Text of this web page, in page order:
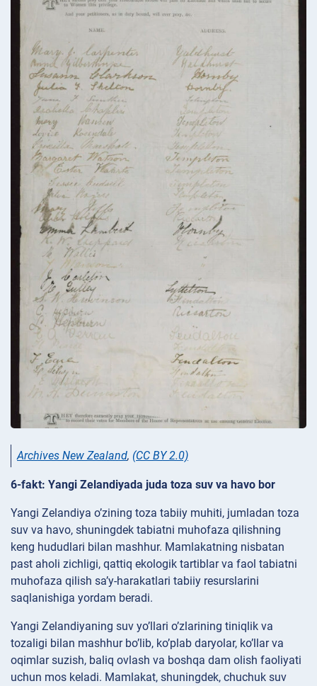
Archives New Zealand, (CC BY 2.0)
6-fakt: Yangi Zelandiyada juda toza suv va havo bor
Yangi Zelandiya o’zining toza tabiiy muhiti, jumladan toza
suv va havo, shuningdek tabiatni muhofaza qilishning
keng hududlari bilan mashhur. Mamlakatning nisbatan
past aholi zichligi, qattiq ekologik tartiblar va faol tabiatni
muhofaza qilish sa’y-harakatlari tabiiy resurslarini
saqlanishiga yordam beradi.
Yangi Zelandiyaning suv yo’llari o’zlarining tiniqlik va
tozaligi bilan mashhur bo’lib, ko’plab daryolar, ko’llar va
oqimlar suzish, baliq ovlash va boshqa dam olish faoliyati
uchun mos keladi. Mamlakat, shuningdek, chuchuk suv